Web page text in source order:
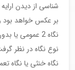
شناسی از دیدن
نگاه 2 عمومی
نوع نگاه در نظر
نگاه خنثی یا نگاه